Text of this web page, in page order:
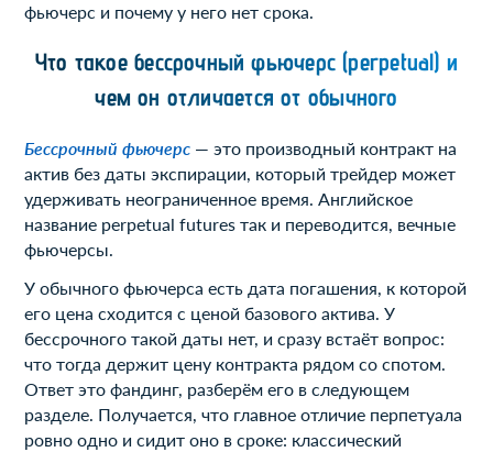
фьючерс и почему у него нет срока.
Что такое бессрочный фьючерс (perpetual) и
чем он отличается от обычного
Бессрочный фьючерс — это производный контракт на
актив без даты экспирации, который трейдер может
удерживать неограниченное время. Английское
название perpetual futures так и переводится, вечные
фьючерсы.
У обычного фьючерса есть дата погашения, к которой
его цена сходится с ценой базового актива. У
бессрочного такой даты нет, и сразу встаёт вопрос:
что тогда держит цену контракта рядом со спотом.
Ответ это фандинг, разберём его в следующем
разделе. Получается, что главное отличие перпетуала
ровно одно и сидит оно в сроке: классический